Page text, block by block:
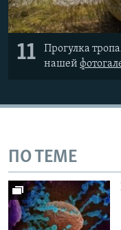
11
Прогулка
нашей
ПО ТЕМЕ